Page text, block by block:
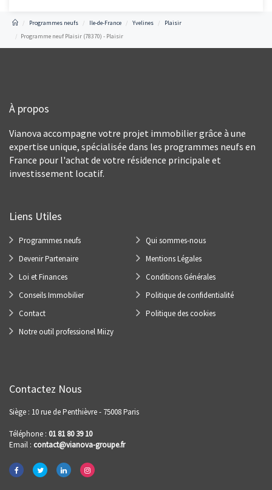
Programmes neufs Ile-de-France Yvelines
Plaisir
Programme neuf Plaisir (78370) - Plaisir
À propos
Vianova accompagne votre projet immobilier grâce à une
expertise unique, spécialisée dans les programmes neufs en
France pour l'achat de votre résidence principale et
investissement locatif.
Liens Utiles
Programmes neufs
Devenir Partenaire
Loi et Finances
Conseils Immobilier
Contact
Notre outil professionel Miizy
Qui sommes-nous
Mentions Légales
Conditions Générales
Politique de confidentialité
Politique des cookies
Contactez Nous
Siège : 10 rue de Penthièvre - 75008 Paris
Téléphone : 01 81 80 39 10
Email : contact@vianova-groupe.fr